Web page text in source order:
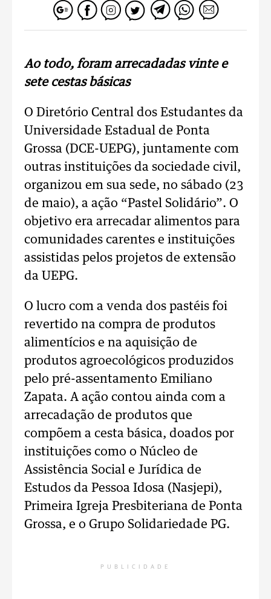
Ao todo, foram arrecadadas vinte e
sete cestas básicas
O Diretório Central dos Estudantes da
Universidade Estadual de Ponta
Grossa (DCE-UEPG), juntamente com
outras instituições da sociedade civil,
organizou em sua sede, no sábado (23
de maio), a ação “Pastel Solidário”. O
objetivo era arrecadar alimentos para
comunidades carentes e instituições
assistidas pelos projetos de extensão
da UEPG.
O lucro com a venda dos pastéis foi
revertido na compra de produtos
alimentícios e na aquisição de
produtos agroecológicos produzidos
pelo pré-assentamento Emiliano
Zapata. A ação contou ainda com a
arrecadação de produtos que
compõem a cesta básica, doados por
instituições como o Núcleo de
Assistência Social e Jurídica de
Estudos da Pessoa Idosa (Nasjepi),
Primeira Igreja Presbiteriana de Ponta
Grossa, e o Grupo Solidariedade PG.
PUBLICIDADE